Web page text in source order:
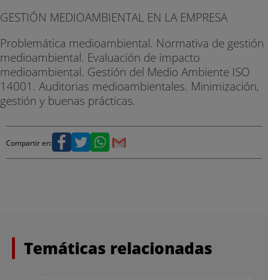
GESTIÓN MEDIOAMBIENTAL EN LA EMPRESA
Problemática medioambiental. Normativa de gestión
medioambiental. Evaluación de impacto
medioambiental. Gestión del Medio Ambiente ISO
14001. Auditorias medioambientales. Minimización,
gestión y buenas prácticas.
Compartir en:
Temáticas relacionadas